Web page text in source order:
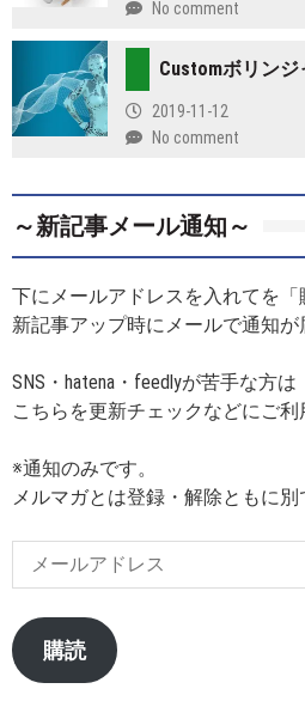
No comment
Customボリン
2019-11-12
No comment
～新記事メール通知～
下にメールアドレスを入れてを「
新記事アップ時にメールで通知が
SNS・hatena・feedlyが苦手な方は
こちらを更新チェックなどにご利
※通知のみです。
メルマガとは登録・解除ともに別
ア
ド
購読